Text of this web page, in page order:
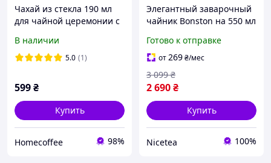
Чахай из стекла 190 мл
для чайной церемонии с
В наличии
5.0 (1)
599₴
Купить
Homecoffee 98%
Элегантный заварочный
чайник Bonston на 550 мл
вашем доме
Готово к отправке
от269₴/мес
2 690₴
3 099 ₴
Купить
Nicetea 100%